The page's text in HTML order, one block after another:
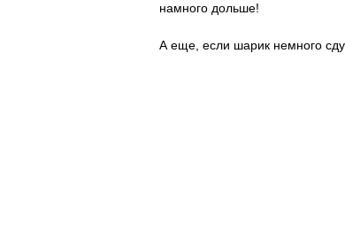
намного дольше!
А еще, если шарик немного